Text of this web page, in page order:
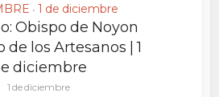
• 1 de diciembre
Obispo de Noyon
de los Artesanos | 1
diciembre
1 de diciembre